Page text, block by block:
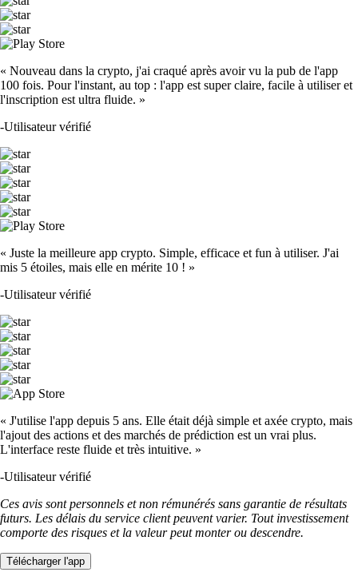
« Nouveau dans la crypto, j'ai craqué après avoir vu la pub de l'app
100 fois. Pour l'instant, au top : l'app est super claire, facile à utiliser et
l'inscription est ultra fluide. »
-Utilisateur vérifié
« Juste la meilleure app crypto. Simple, efficace et fun à utiliser. J'ai
mis 5 étoiles, mais elle en mérite 10 ! »
-Utilisateur vérifié
« J'utilise l'app depuis 5 ans. Elle était déjà simple et axée crypto, mais
l'ajout des actions et des marchés de prédiction est un vrai plus.
L'interface reste fluide et très intuitive. »
-Utilisateur vérifié
Ces avis sont personnels et non rémunérés sans garantie de résultats
futurs. Les délais du service client peuvent varier. Tout investissement
comporte des risques et la valeur peut monter ou descendre.
Télécharger l'app